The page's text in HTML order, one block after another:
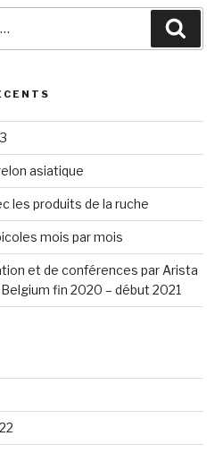
asiatique
les produits de la ruche
mois par mois
et de conférences par Arista
fin 2020 – début 2021